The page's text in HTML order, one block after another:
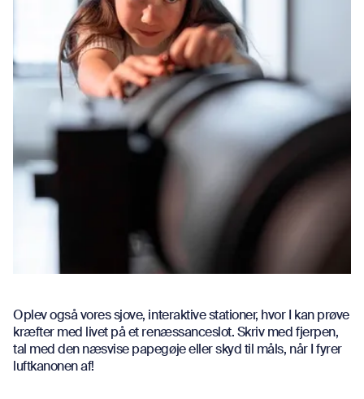
Oplev også vores sjove, interaktive stationer, hvor I kan prøve
kræfter med livet på et renæssanceslot. Skriv med fjerpen,
tal med den næsvise papegøje eller skyd til måls, når I fyrer
luftkanonen af!